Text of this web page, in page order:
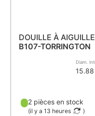
DOUILLE À
B107-TORRINGTON
Diam.
15.88
2 pièces en stock
(il y a 13 heures )